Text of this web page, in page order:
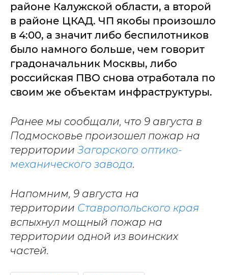
районе Калужской области, а второй
в районе ЦКАД. ЧП якобы произошло
в 4:00, а значит либо беспилотников
было намного больше, чем говорит
градоначальник Москвы, либо
российская ПВО снова отработала по
своим же объектам инфраструктуры.
Ранее мы сообщали, что 9 августа в
Подмосковье произошел пожар на
территории Загорского оптико-
механического завода.
Напомним, 9 августа на
территории Ставропольского края
вспыхнул мощный пожар на
территории одной из воинских
частей.